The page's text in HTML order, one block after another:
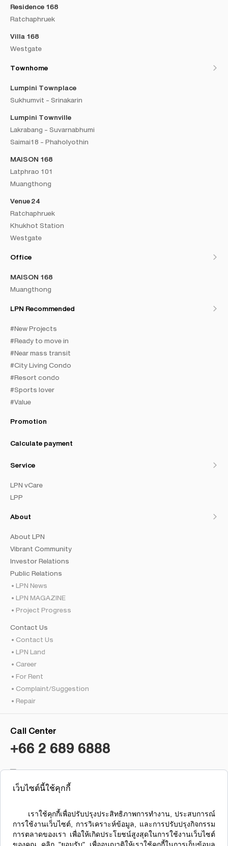
Residence 168
Ratchaphruek
Villa 168
Westgate
Townhome
Lumpini Townplace
Sukhumvit - Srinakarin
Lumpini Townville
Lakrabang - Suvarnabhumi
Saimai18 - Phaholyothin
MAISON 168
Latphrao 101
Muangthong
Venue 24
Ratchaphruek
Khukhot Station
Westgate
Office
MAISON 168
Muangthong
LPN Recommended
#New Projects
#Ready to move in
#Near mass transit
#City Living Condo
#Resort condo
#Sports lover
#Value
Promotion
Calculate payment
Service
LPN vCare
LPP
About
About LPN
Vibrant Community
Investor Relations
Public Relations
LPN News
LPN MAGAZINE
Project Progress
Contact Us
Contact Us
LPN Land
Career
For Rent
Complaint/Suggestion
Repair
Call Center
+66 2 689 6888
เว็บไซต์นี้ใช้คุกกี้
การใช้งานเว็บไซต์, การวิเคราะห์ข้อมูล, และการปรับปรุงกิจกรรม
การตลาดของเรา เพื่อให้เกิดประโยชน์สูงสุดในการใช้งานเว็บไซต์